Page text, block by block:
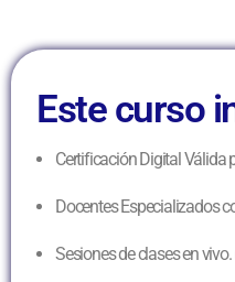
Este curso
Certificación Digital Válida
Docentes Especializados
Sesiones de clases en